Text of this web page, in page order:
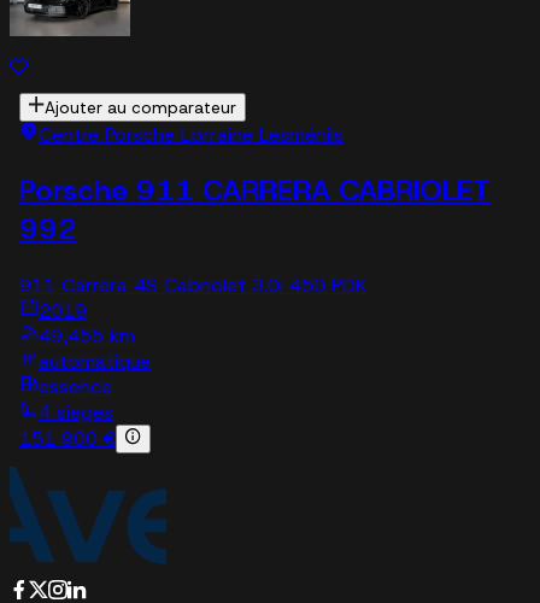
Ajouter au comparateur
Centre Porsche Lorraine Lesménils
Porsche 911 CARRERA CABRIOLET
992
911 Carrera 4S Cabriolet 3.0i 450 PDK
2019
49,455 km
automatique
essence
4 sieges
151 900 €